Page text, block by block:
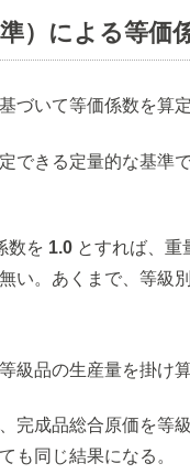
）による等価
づいて等価係数を算
できる定量的な基準
数を 1.0 とすれば、重
い。あくまで、等級
級品の生産量を掛け
完成品総合原価を等
も同じ結果になる。